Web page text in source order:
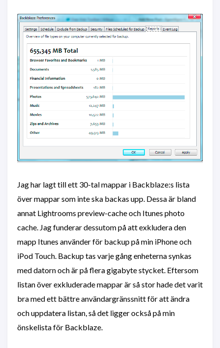
Jag har lagt till ett 30-tal mappar i Backblaze:s lista
över mappar som inte ska backas upp. Dessa är bland
annat Lightrooms preview-cache och Itunes photo
cache. Jag funderar dessutom på att exkludera den
mapp Itunes använder för backup på min iPhone och
iPod Touch. Backup tas varje gång enheterna synkas
med datorn och är på flera gigabyte stycket. Eftersom
listan över exkluderade mappar är så stor hade det varit
bra med ett bättre användargränssnitt för att ändra
och uppdatera listan, så det ligger också på min
önskelista för Backblaze.